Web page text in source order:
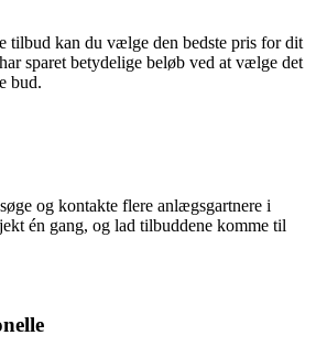
tilbud kan du vælge den bedste pris for dit
sparet betydelige beløb ved at vælge det
bud.
og kontakte flere anlægsgartnere i
én gang, og lad tilbuddene komme til